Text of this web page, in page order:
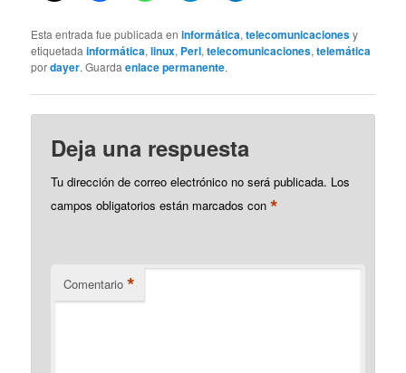
Esta entrada fue publicada eninformática,telecomunicacionesy
etiquetadainformática,linux, Perl,telecomunicaciones,telemática
pordayer. Guardaenlace permanente.
Deja una respuesta
Tu dirección de correo electrónico no será publicada. Los
campos obligatorios están marcados con*
Comentario *